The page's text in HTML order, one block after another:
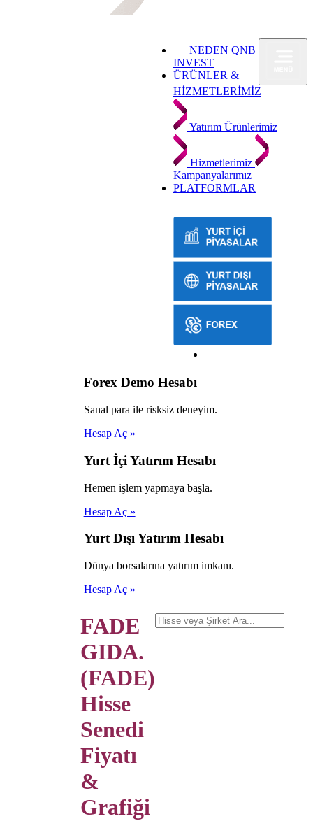
NEDEN QNB
INVEST
ÜRÜNLER &
HİZMETLERİMİZ
Yatırım Ürünlerimiz
Hizmetlerimiz
Kampanyalarımız
PLATFORMLAR
Forex Demo Hesabı
Sanal para ile risksiz deneyim.
Hesap Aç »
Yurt İçi Yatırım Hesabı
Hemen işlem yapmaya başla.
Hesap Aç »
Yurt Dışı Yatırım Hesabı
Dünya borsalarına yatırım imkanı.
Hesap Aç »
FADE
GIDA.
(FADE)
Hisse
Senedi
Fiyatı
&
Grafiği